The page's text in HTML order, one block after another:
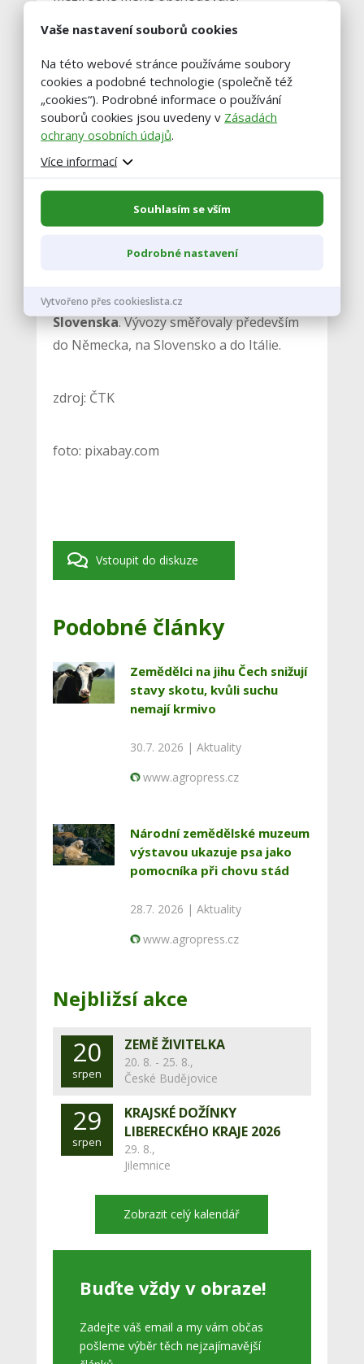
loničinil3,108 miliardy litrů, což bylo
meziročně o 3,9 procenta více. Nákup
mlékáren od producentů a odbytových
organizací z tohočinil 2,614 miliardy litrů
Ceny zemědělských výrobců mléka
Dovoz i vývoz mléka se loni zvýšil.
Dovoz činil 278.600 tun mléka a mléčných
vývoz vyšplhal až na 1,135
dovážely nejvíce z Německa, Polska a
Slovenska. Vývozy směřovaly především
do Německa, na Slovensko a do Itálie.
zdroj: ČTK
foto: pixabay.com
Vstoupit do diskuze
Podobné články
Zemědělci na jihu Čech snižují
stavy skotu, kvůli suchu
nemají krmivo
30.7. 2026 | Aktuality
www.agropress.cz
Národní zemědělské muzeum
výstavou ukazuje psa jako
pomocníka při chovu stád
28.7. 2026 | Aktuality
www.agropress.cz
Nejbližsí akce
20
srpen
ZEMĚ ŽIVITELKA
20. 8. - 25. 8.,
České Budějovice
29
srpen
KRAJSKÉ DOŽÍNKY
LIBERECKÉHO KRAJE 2026
29. 8.,
Jilemnice
Zobrazit celý kalendář
Buďte vždy v obraze!
Zadejte váš email a my vám občas
pošleme výběr těch nejzajímavější
Vaše nastavení souborů cookies
Na této webové stránce používáme soubory
cookies a podobné technologie (společně též
„cookies“). Podrobné informace o používání
souborů cookies jsou uvedeny v Zásadách
ochrany osobních údajů.
Více informací
Souhlasím se vším
Podrobné nastavení
Vytvořeno přes cookieslista.cz